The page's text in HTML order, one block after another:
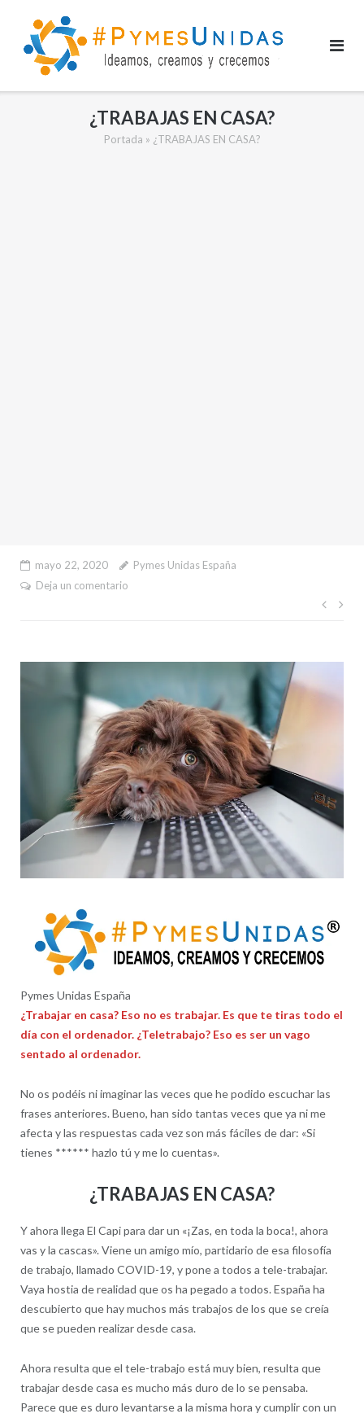
contenido
¿TRABAJAS EN CASA?
Portada » ¿TRABAJAS EN CASA?
mayo 22, 2020
Pymes Unidas España
Deja un comentario
Pymes Unidas España
¿Trabajar en casa? Eso no es trabajar. Es que te tiras todo el
día con el ordenador. ¿Teletrabajo? Eso es ser un vago
sentado al ordenador.
No os podéis ni imaginar las veces que he podido escuchar las
frases anteriores. Bueno, han sido tantas veces que ya ni me
afecta y las respuestas cada vez son más fáciles de dar: «Si
tienes ****** hazlo tú y me lo cuentas».
¿TRABAJAS EN CASA?
Y ahora llega El Capi para dar un «¡Zas, en toda la boca!, ahora
vas y la cascas». Viene un amigo mío, partidario de esa filosofía
de trabajo, llamado COVID-19, y pone a todos a tele-trabajar.
Vaya hostia de realidad que os ha pegado a todos. España ha
descubierto que hay muchos más trabajos de los que se creía
que se pueden realizar desde casa.
Ahora resulta que el tele-trabajo está muy bien, resulta que
trabajar desde casa es mucho más duro de lo se pensaba.
Parece que es duro levantarse a la misma hora y cumplir con un